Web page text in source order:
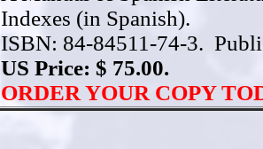
Indexes (in Spanish).
ISBN: 84-84511-74-3.
US Price: $ 75.00.
ORDER YOUR COPY